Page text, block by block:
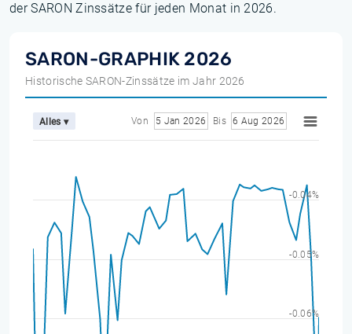
der SARON Zinssätze für jeden Monat in 2026.
SARON-GRAPHIK 2026
Historische SARON-Zinssätze im Jahr 2026
Alles ▾ Von 5 Jan 2026 Bis 6 Aug 2026
-0.06%
-0.05%
-0.04%